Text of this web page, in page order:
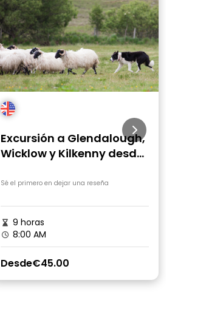
Excursión a Glendalough,
Wicklow y Kilkenny desde
Sé el primero en dejar una reseña
9 horas
8:00 AM
Desde€45.00